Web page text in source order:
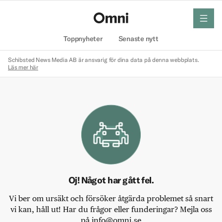
Toppnyheter Senaste nytt
meny
Schibsted News Media AB är ansvarig för dina data på denna webbplats.
Läs mer här
Oj! Något har gått fel.
Vi ber om ursäkt och försöker åtgärda problemet så snart
vi kan, håll ut! Har du frågor eller funderingar? Mejla oss